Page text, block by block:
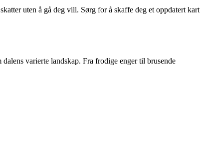
uten å gå deg vill. Sørg for å skaffe deg et oppdatert kart
varierte landskap. Fra frodige enger til brusende